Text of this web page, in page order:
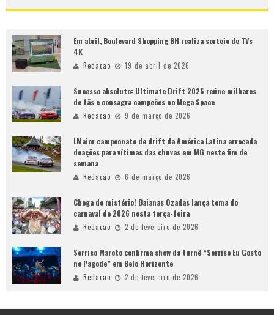
Em abril, Boulevard Shopping BH realiza sorteio de TVs
4K
Redacao 19 de abril de 2026
Sucesso absoluto: Ultimate Drift 2026 reúne milhares
de fãs e consagra campeões no Mega Space
Redacao 9 de março de 2026
LMaior campeonato de drift da América Latina arrecada
doações para vítimas das chuvas em MG neste fim de
semana
Redacao 6 de março de 2026
Chega de mistério! Baianas Ozadas lança tema do
carnaval de 2026 nesta terça-feira
Redacao 2 de fevereiro de 2026
Sorriso Maroto confirma show da turnê “Sorriso Eu Gosto
no Pagode” em Belo Horizonte
Redacao 2 de fevereiro de 2026